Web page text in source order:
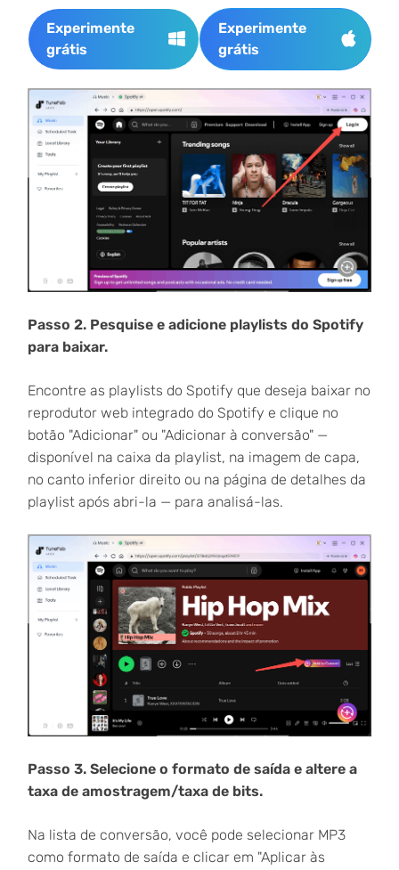
Experimente
grátis
Experimente
grátis
Passo 2. Pesquise e adicione playlists do Spotify
para baixar.
Encontre as playlists do Spotify que deseja baixar no
reprodutor web integrado do Spotify e clique no
botão "Adicionar" ou "Adicionar à conversão" —
disponível na caixa da playlist, na imagem de capa,
no canto inferior direito ou na página de detalhes da
playlist após abri-la — para analisá-las.
Passo 3. Selecione o formato de saída e altere a
taxa de amostragem/taxa de bits.
Na lista de conversão, você pode selecionar MP3
como formato de saída e clicar em "Aplicar às